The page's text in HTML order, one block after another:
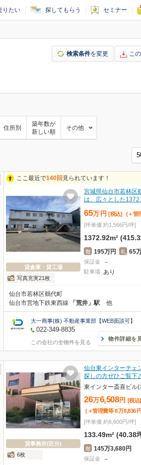
りたい 探してもらう セミナー
検索条件を変更 こ
住所別
築年数が
新しい順
その他
ここ最近で140回 見られています！
貸倉庫・貸工場
写真充実21枚
宮城県仙台市若林区
は、広々とした
65万 円 [税込] (＋管
[坪単価 約1,566円/坪]
1372.92m²
敷 195万円 礼 65
保証金 －
駐車場 あり
仙台市若林区鶴代町
仙台市営地下鉄東西線 「荒井」駅 他
大一商事(株) 不動産事業部【WEB面談可】
022-349-8835
この会社の全物件を見る
物件詳細を
貸事務所(区分)
6枚
仙台東インターチェ
探しの方ぜひご覧下
東インター斎喜ビル(
26万6,508 円
[税込]
(＋管理費等 8万8,836 円
[坪単価 約6,600円/坪]
133.49m² (40.38
敷 145万3,680円
保証金 －